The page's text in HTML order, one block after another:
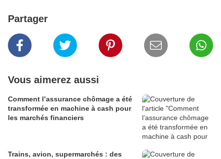
Partager
Vous aimerez aussi
Comment l’assurance chômage a été
transformée en machine à cash pour
les marchés financiers
Trains, avion, supermarchés : des